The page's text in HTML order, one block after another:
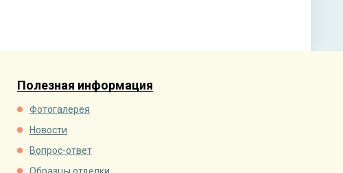
Полезная информация
Фотогалерея
Новости
Вопрос-ответ